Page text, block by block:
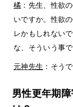
橘 ：先生、性欲
いですか。性欲
レかもしれない
な、そういう事
元神先生 ：そうで
男性更年期